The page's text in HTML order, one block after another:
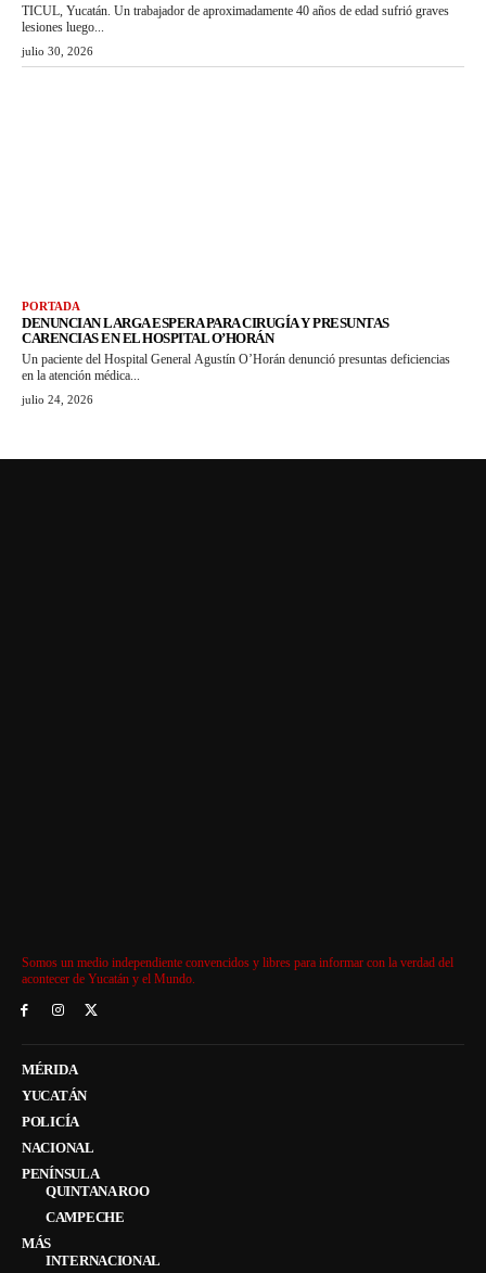
TICUL, Yucatán. Un trabajador de aproximadamente 40 años de edad sufrió graves
lesiones luego...
julio 30, 2026
PORTADA
DENUNCIAN LARGA ESPERA PARA CIRUGÍA Y PRESUNTAS
CARENCIAS EN EL HOSPITAL O’HORÁN
Un paciente del Hospital General Agustín O’Horán denunció presuntas deficiencias
en la atención médica...
julio 24, 2026
Somos un medio independiente convencidos y libres para informar con la verdad del
acontecer de Yucatán y el Mundo.
MÉRIDA
YUCATÁN
POLICÍA
NACIONAL
PENÍNSULA
QUINTANA ROO
CAMPECHE
MÁS
INTERNACIONAL